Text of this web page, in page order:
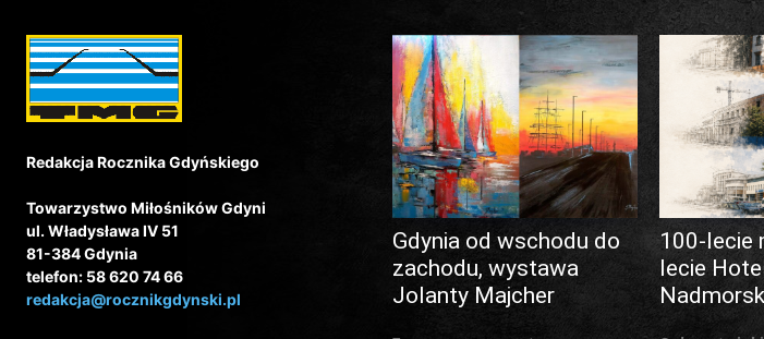
Redakcja Rocznika Gdyńskiego
Towarzystwo Miłośników Gdyni
ul. Władysława IV 51
81-384 Gdynia
telefon: 58 620 74 66
redakcja@rocznikgdynski.pl
Gdynia od wschodu do
zachodu, wystawa
Jolanty Majcher
100-lecie
lecie